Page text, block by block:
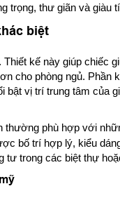
trọng, thư giãn và giàu
biệt
kế này giúp chiếc
cho phòng ngủ. Phần
bật vị trí trung tâm của
thường phù hợp với
bố trí hợp lý, kiểu
trong các biệt thự